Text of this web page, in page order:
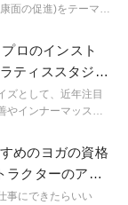
面の促進)をテーマに
予約枠数に限りがあ
さいませ。
ロのインスト
ティススタジオ
ズとして、近年注目
やインナーマッスル
、スタジオ選びに悩
は2025年最新のピラ
ストラクターが厳選
自信を持って選べる
めのヨガの資格
ラクターのアン
事にできたらいい